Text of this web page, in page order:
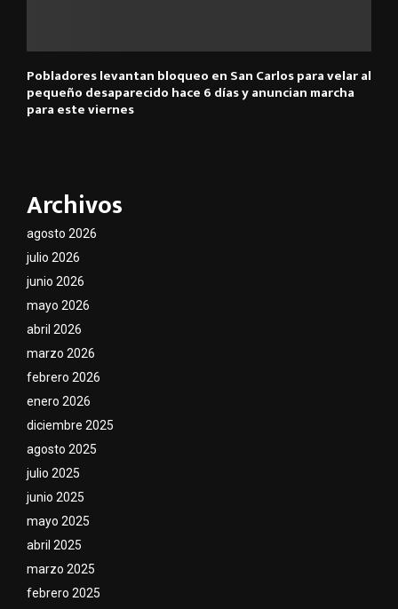
Pobladores levantan bloqueo en San Carlos para velar al
pequeño desaparecido hace 6 días y anuncian marcha
para este viernes
Archivos
agosto 2026
julio 2026
junio 2026
mayo 2026
abril 2026
marzo 2026
febrero 2026
enero 2026
diciembre 2025
agosto 2025
julio 2025
junio 2025
mayo 2025
abril 2025
marzo 2025
febrero 2025